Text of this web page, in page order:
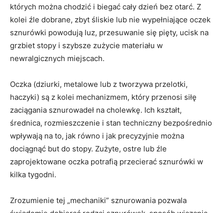
których można chodzić i biegać cały dzień bez otarć. Z
kolei źle dobrane, zbyt śliskie lub nie wypełniające oczek
sznurówki powodują luz, przesuwanie się pięty, ucisk na
grzbiet stopy i szybsze zużycie materiału w
newralgicznych miejscach.
Oczka (dziurki, metalowe lub z tworzywa przelotki,
haczyki) są z kolei mechanizmem, który przenosi siłę
zaciągania sznurowadeł na cholewkę. Ich kształt,
średnica, rozmieszczenie i stan techniczny bezpośrednio
wpływają na to, jak równo i jak precyzyjnie można
dociągnąć but do stopy. Zużyte, ostre lub źle
zaprojektowane oczka potrafią przecierać sznurówki w
kilka tygodni.
Zrozumienie tej „mechaniki” sznurowania pozwala